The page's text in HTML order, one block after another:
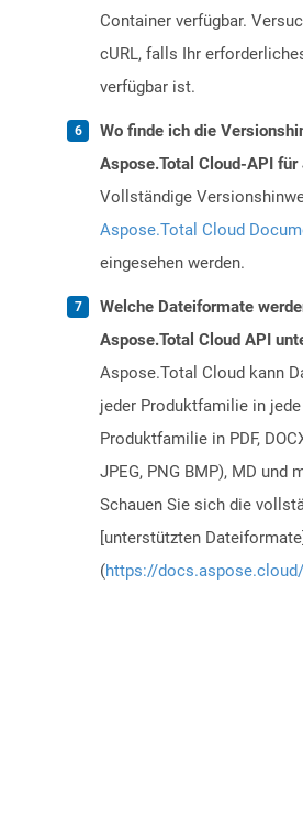
Container verfügbar.
cURL, falls Ihr
verfügbar ist.
Wo finde ich die
Aspose.Total Cloud-API für
Vollständige
Aspose.Total Cloud
eingesehen werden.
Welche Dateiformate
Aspose.Total Cloud API
Aspose.Total Cloud kann
jeder Produktfamilie in
Produktfamilie in PDF,
JPEG, PNG BMP), MD und
Schauen Sie sich die
[unterstützten
(https://